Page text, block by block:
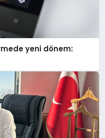
yeni dönem: